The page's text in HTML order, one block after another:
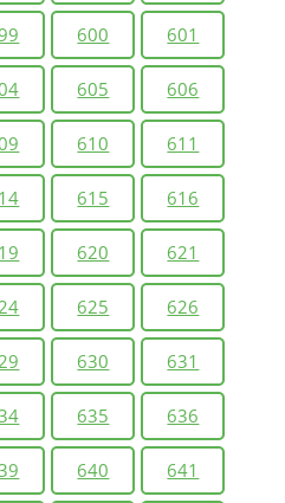
600 601
605 606
610 611
615 616
620 621
625 626
630 631
635 636
640 641